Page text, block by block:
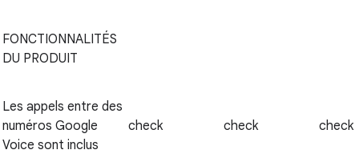
FONCTIONNALITÉS
DU PRODUIT
Les appels entre des
numéros Google
Voice sont inclus
check check check